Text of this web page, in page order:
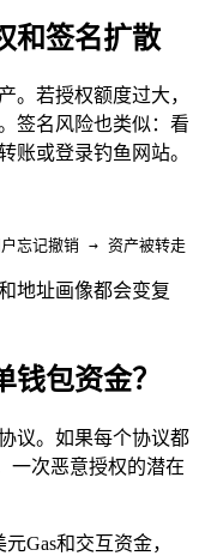
和签名扩散
。若授权额度过大，
签名风险也类似：看
账或登录钓鱼网站。
忘记撤销 → 资产被转走
地址画像都会变复
包资金？
议。如果每个协议都
一次恶意授权的潜在
Gas和交互资金，